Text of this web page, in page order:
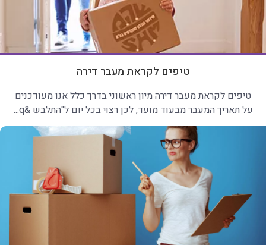
טיפים לקראת מעבר דירה
טיפים לקראת מעבר דירה מיון ראשוני בדרך כלל אנו מעודכנים
על תאריך המעבר מבעוד מועד, לכן רצוי בכל יום ל"התלבש &q...